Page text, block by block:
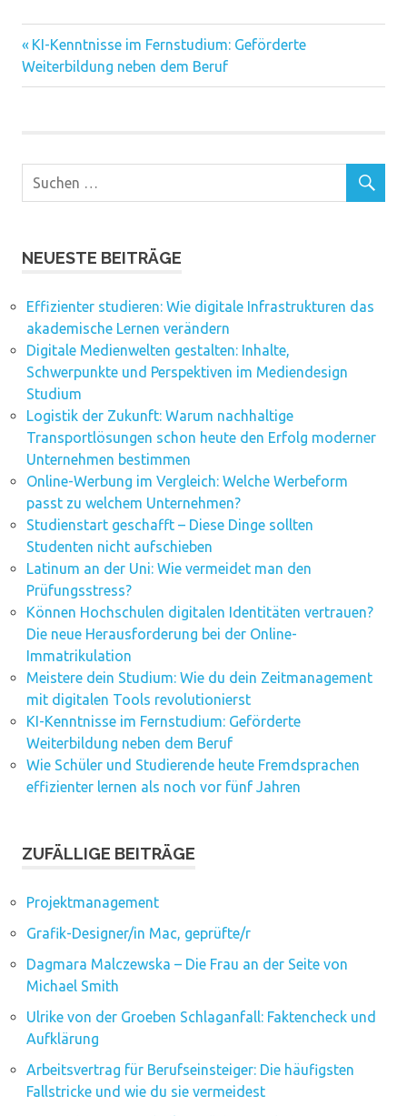
Beitragsnavigation
Vorheriger
Beitrag:
KI-Kenntnisse im Fernstudium: Geförderte
Weiterbildung neben dem Beruf
NEUESTE BEITRÄGE
Effizienter studieren: Wie digitale Infrastrukturen das
akademische Lernen verändern
Digitale Medienwelten gestalten: Inhalte,
Schwerpunkte und Perspektiven im Mediendesign
Studium
Logistik der Zukunft: Warum nachhaltige
Transportlösungen schon heute den Erfolg moderner
Unternehmen bestimmen
Online-Werbung im Vergleich: Welche Werbeform
passt zu welchem Unternehmen?
Studienstart geschafft – Diese Dinge sollten
Studenten nicht aufschieben
Latinum an der Uni: Wie vermeidet man den
Prüfungsstress?
Können Hochschulen digitalen Identitäten vertrauen?
Die neue Herausforderung bei der Online-
Immatrikulation
Meistere dein Studium: Wie du dein Zeitmanagement
mit digitalen Tools revolutionierst
KI-Kenntnisse im Fernstudium: Geförderte
Weiterbildung neben dem Beruf
Wie Schüler und Studierende heute Fremdsprachen
effizienter lernen als noch vor fünf Jahren
ZUFÄLLIGE BEITRÄGE
Projektmanagement
Grafik-Designer/in Mac, geprüfte/r
Dagmara Malczewska – Die Frau an der Seite von
Michael Smith
Ulrike von der Groeben Schlaganfall: Faktencheck und
Aufklärung
Arbeitsvertrag für Berufseinsteiger: Die häufigsten
Fallstricke und wie du sie vermeidest